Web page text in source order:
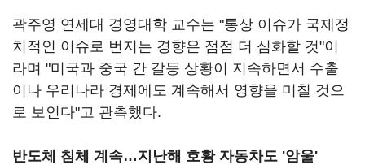
곽주영 연세대 경영대학 교수는 "통상 이슈가 국제정
치적인 이슈로 번지는 경향은 점점 더 심화할 것"이
라며 "미국과 중국 간 갈등 상황이 지속하면서 수출
이나 우리나라 경제에도 계속해서 영향을 미칠 것으
로 보인다"고 관측했다.
반도체 침체 계속…지난해 호황 자동차도 '암울'